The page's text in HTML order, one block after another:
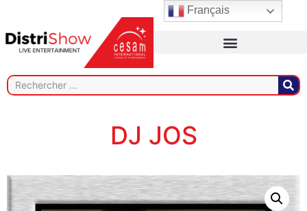
DJ JOS
Français